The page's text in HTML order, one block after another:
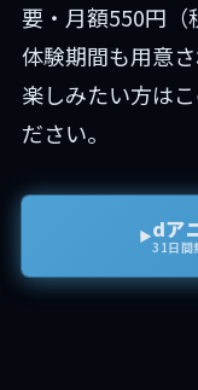
要・月額550円（
体験期間も用意
楽しみたい方は
ださい。
▶dア
31日間